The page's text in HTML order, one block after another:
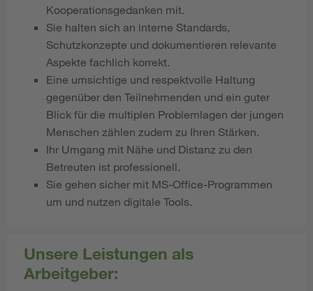
Kooperationsgedanken mit.
Sie halten sich an interne Standards,
Schutzkonzepte und dokumentieren relevante
Aspekte fachlich korrekt.
Eine umsichtige und respektvolle Haltung
gegenüber den Teilnehmenden und ein guter
Blick für die multiplen Problemlagen der jungen
Menschen zählen zudem zu Ihren Stärken.
Ihr Umgang mit Nähe und Distanz zu den
Betreuten ist professionell.
Sie gehen sicher mit MS-Office-Programmen
um und nutzen digitale Tools.
Unsere Leistungen als
Arbeitgeber: